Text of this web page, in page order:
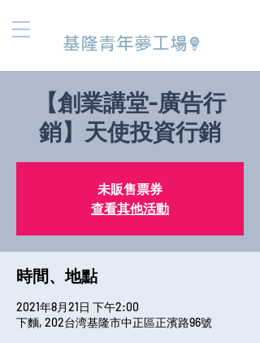
基隆青年夢工場
【創業講堂-廣告行
銷】天使投資行銷
未販售票券
查看其他活動
時間、地點
2021年8月21日 下午2:00
下麵, 202台湾基隆市中正區正濱路96號